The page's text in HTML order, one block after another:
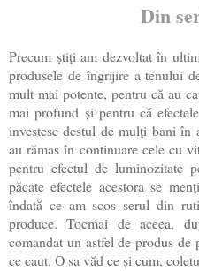
Din seria:
Precum știți am dezvoltat în
produsele de îngrijire a tenului
mult mai potente, pentru că au
mai profund și pentru că
investesc destul de mulți bani în
au rămas în continuare cele cu
pentru efectul de luminozitate
păcate efectele acestora se
îndată ce am scos serul din
produce. Tocmai de aceea,
comandat un astfel de produs
ce caut. O sa văd ce și cum,